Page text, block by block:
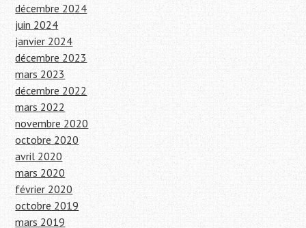
décembre 2024
juin 2024
janvier 2024
décembre 2023
mars 2023
décembre 2022
mars 2022
novembre 2020
octobre 2020
avril 2020
mars 2020
février 2020
octobre 2019
mars 2019